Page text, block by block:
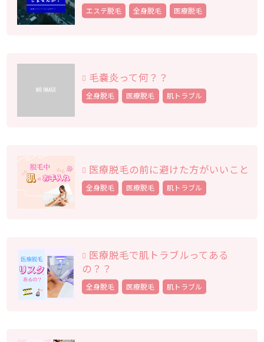
エステ脱毛 全身脱毛 医療脱毛
毛嚢炎って何？？
全身脱毛 医療脱毛 肌トラブル
医療脱毛の前に避けた方がいいこと
全身脱毛 医療脱毛 肌トラブル
医療脱毛で肌トラブルってある
の？？
全身脱毛 医療脱毛 肌トラブル